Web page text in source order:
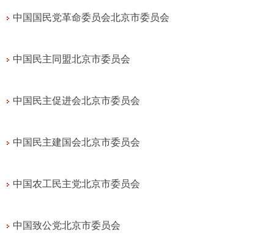
中国国民党革命委员会北京市委员会
中国民主同盟北京市委员会
中国民主促进会北京市委员会
中国民主建国会北京市委员会
中国农工民主党北京市委员会
中国致公党北京市委员会